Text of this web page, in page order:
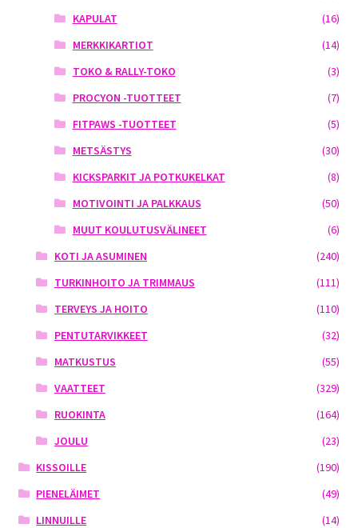
KAPULAT
(16)
MERKKIKARTIOT
(14)
TOKO & RALLY-TOKO
(3)
PROCYON -TUOTTEET
(7)
FITPAWS -TUOTTEET
(5)
METSÄSTYS
(30)
KICKSPARKIT JA POTKUKELKAT
(8)
MOTIVOINTI JA PALKKAUS
(50)
MUUT KOULUTUSVÄLINEET
(6)
KOTI JA ASUMINEN
(240)
TURKINHOITO JA TRIMMAUS
(111)
TERVEYS JA HOITO
(110)
PENTUTARVIKKEET
(32)
MATKUSTUS
(55)
VAATTEET
(329)
RUOKINTA
(164)
JOULU
(23)
KISSOILLE
(190)
PIENELÄIMET
(49)
LINNUILLE
(14)